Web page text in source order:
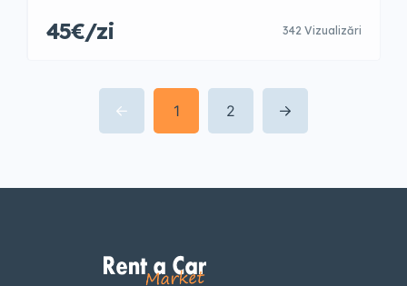
45€/zi 342 Vizualizări
1 2